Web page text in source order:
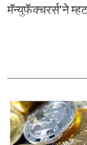
मॅन्युफॅक्चरर्स'ने